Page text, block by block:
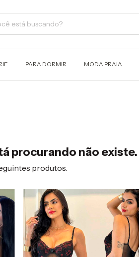
PARA DORMIR MODA PRAIA
procurando não existe.
produtos.